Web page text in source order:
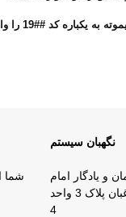
شما
نگهبان سیستم
و یادگار امام
روبروی شرکت زمزم کوچه باغبان پلاک 3 واحد
4